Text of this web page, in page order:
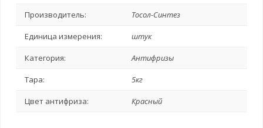
Производитель: Тосол-Синтез
Единица измерения: штук
Категория: Антифризы
Тара: 5кг
Цвет антифриза: Красный